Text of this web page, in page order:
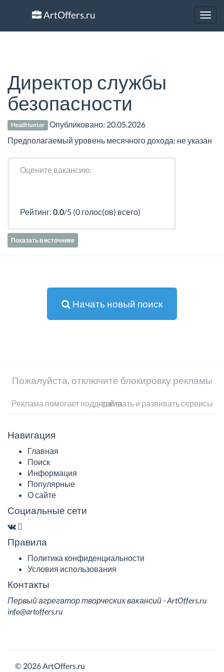
ArtOffers.ru
Директор службы
безопасности
HeadHunter Опубликовано: 20.05.2026
Предполагаемый уровень месячного дохода: не указан
Оцените вакансию:
Рейтинг: 0.0/5 (0 голос(ов) всего)
Показать в источнике
Начать новый поиск
Пожалуйста, отключите блокировку рекламы
Реклама помогает поддерживать и развивать сервисы сайта
Навигация
Главная
Поиск
Информация
Популярные
О сайте
Социальные сети
Правила
Политика конфиденциальности
Условия использования
Контакты
Первый агрегатор творческих вакансий - ArtOffers.ru
info@artoffers.ru
© 2026 ArtOffers.ru